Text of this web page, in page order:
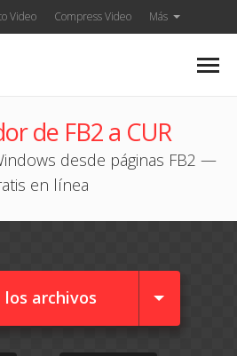
Video Compress Video Más
de FB2 a CUR
desde páginas FB2 —
en línea
los archivos